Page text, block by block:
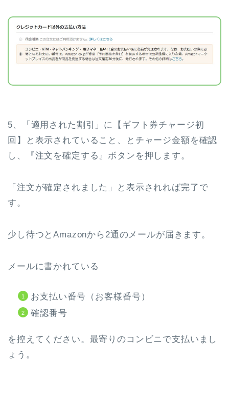
5、「適用された割引」に【ギフト券チャージ初
回】と表示されていること、とチャージ金額を確認
し、『注文を確定する』ボタンを押します。
「注文が確定されました」と表示されれば完了で
す。
少し待つとAmazonから2通のメールが届きます。
メールに書かれている
お支払い番号（お客様番号）
確認番号
を控えてください。最寄りのコンビニで支払いまし
ょう。